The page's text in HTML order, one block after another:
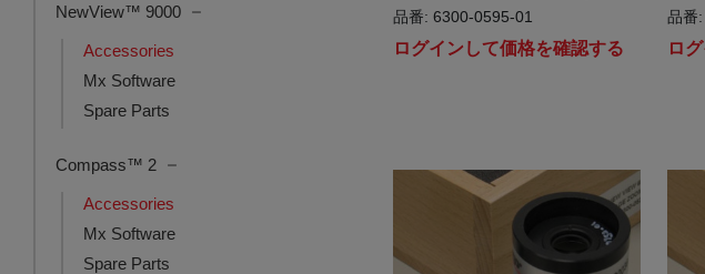
NewView™ 9000
Accessories
Mx Software
Spare Parts
Compass™ 2
Accessories
Mx Software
Spare Parts
品番: 6300-0595-01
ログインして価格を確認する
品番
ロ